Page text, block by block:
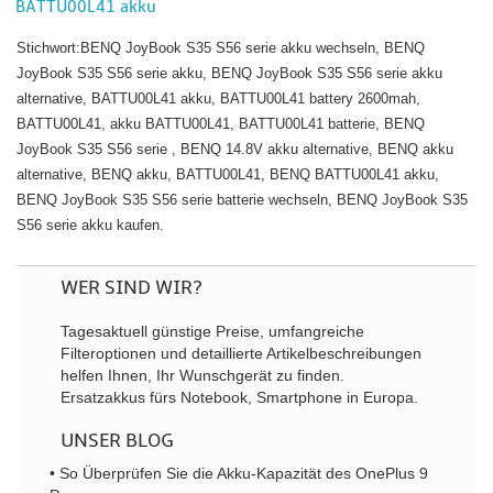
BATTU00L41 akku
Stichwort:BENQ JoyBook S35 S56 serie akku wechseln, BENQ
JoyBook S35 S56 serie akku, BENQ JoyBook S35 S56 serie akku
alternative, BATTU00L41 akku, BATTU00L41 battery 2600mah,
BATTU00L41, akku BATTU00L41, BATTU00L41 batterie, BENQ
JoyBook S35 S56 serie , BENQ 14.8V akku alternative, BENQ akku
alternative, BENQ akku, BATTU00L41, BENQ BATTU00L41 akku,
BENQ JoyBook S35 S56 serie batterie wechseln, BENQ JoyBook S35
S56 serie akku kaufen.
WER SIND WIR?
Tagesaktuell günstige Preise, umfangreiche
Filteroptionen und detaillierte Artikelbeschreibungen
helfen Ihnen, Ihr Wunschgerät zu finden.
Ersatzakkus fürs Notebook, Smartphone in Europa.
UNSER BLOG
• So Überprüfen Sie die Akku-Kapazität des OnePlus 9